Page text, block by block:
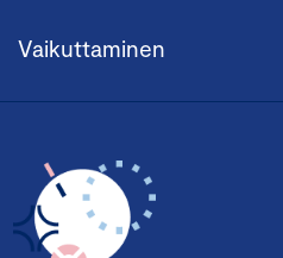
Vaikuttaminen